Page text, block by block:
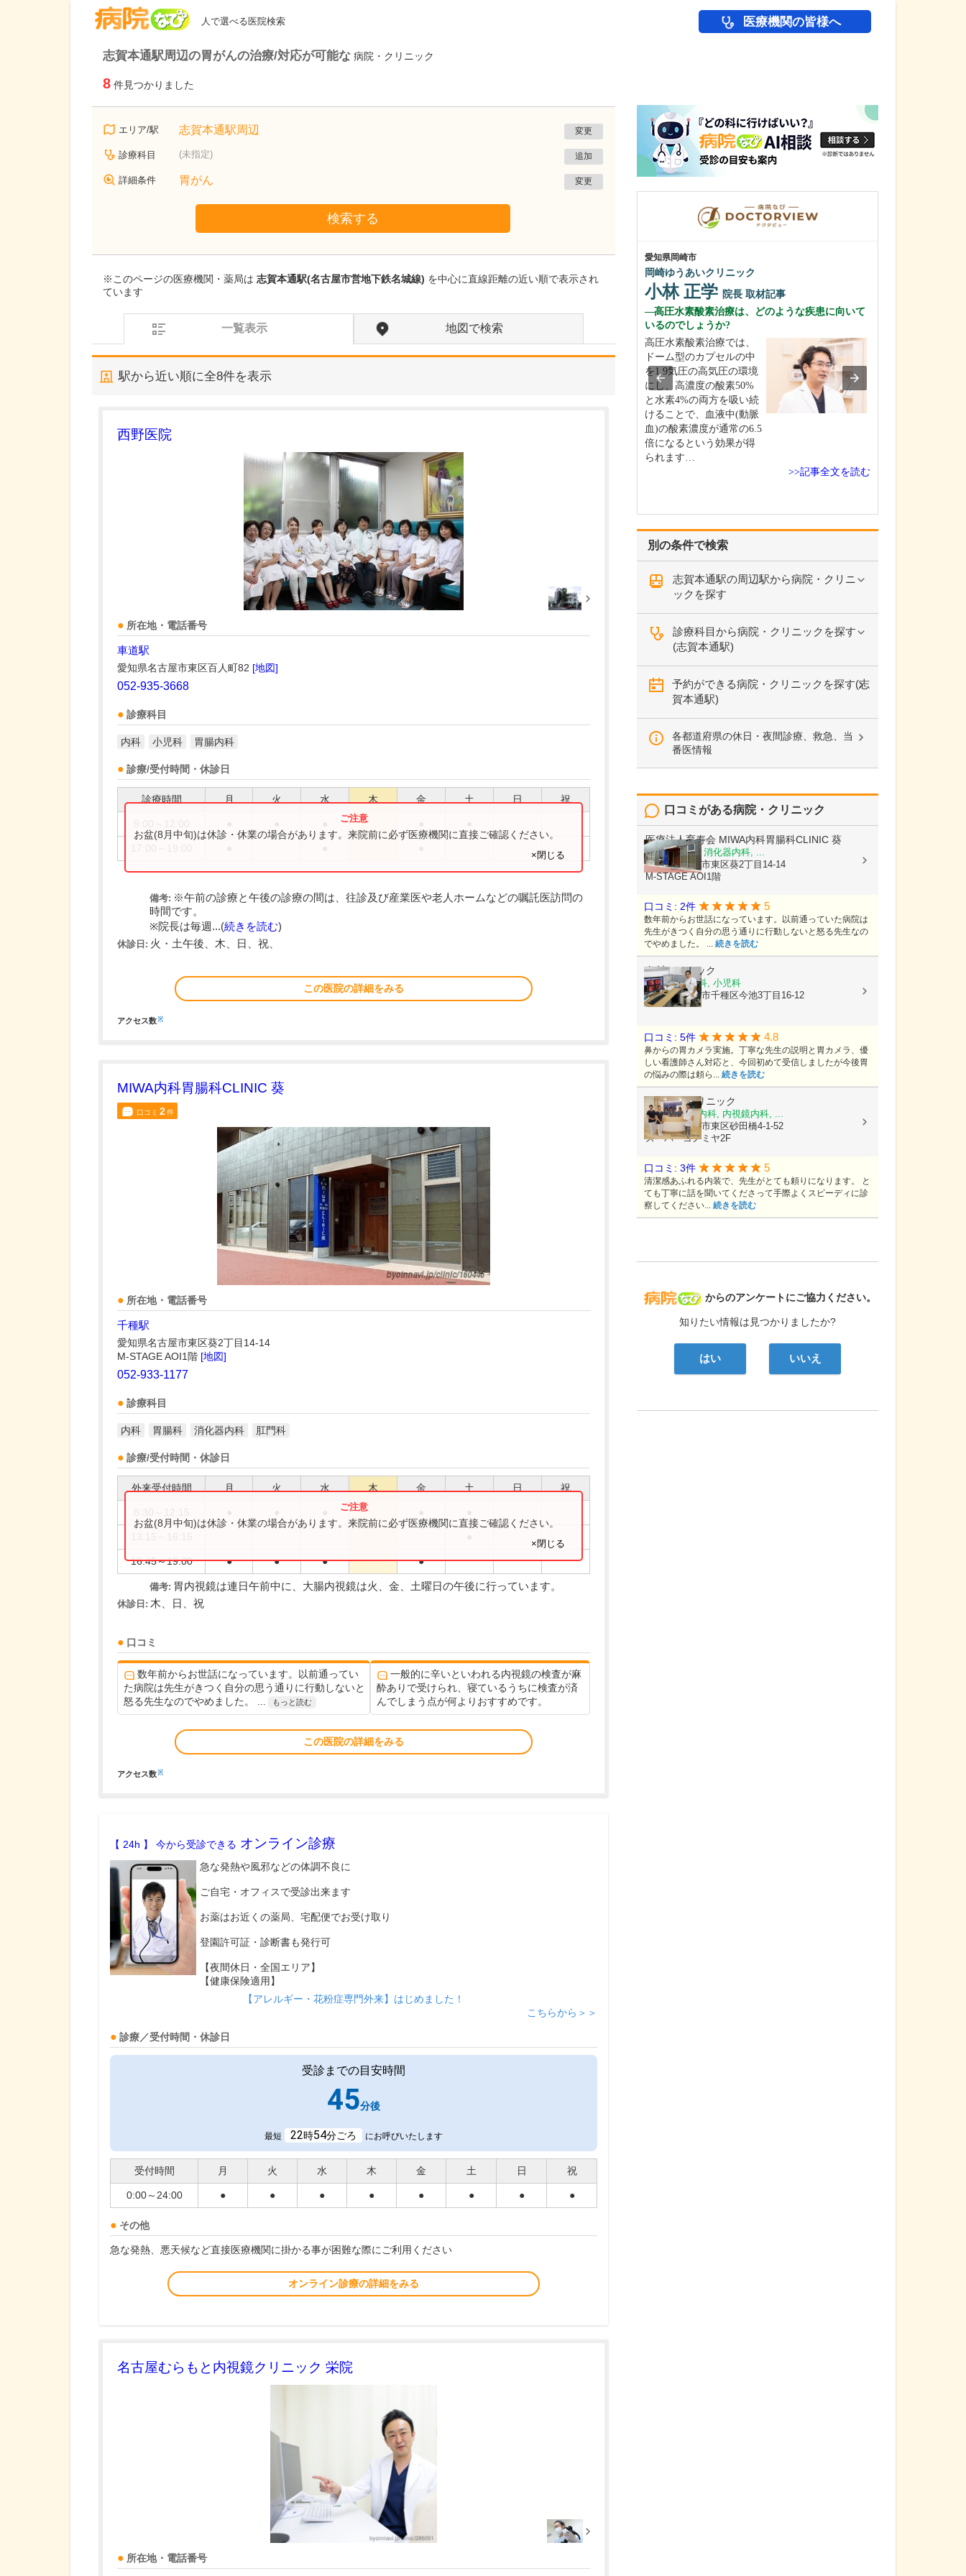
人で選べる医院検索 医療機関の皆様へ
志賀本通駅周辺の胃がんの治療/対応が可能な 病院・クリニック
8 件見つかりました
エリア/駅 志賀本通駅周辺 変更
診療科目 (未指定) 追加
詳細条件 胃がん 変更
検索する
※このページの医療機関・薬局は 志賀本通駅(名古屋市営地下鉄名城線) を中心に直線距離の近い順で表示され
ています
一覧表示 地図で検索
駅から近い順に全8件を表示
西野医院
所在地・電話番号
車道駅
愛知県名古屋市東区百人町82 [地図]
052-935-3668
診療科目
内科 小児科 胃腸内科
診療/受付時間・休診日
診療時間 月 火 水 木 金 土 日 祝
お盆(8月中旬)は休診・休業の場合があります。来院前に必ず医療機関に直接ご確認ください。
×閉じる
備考: ※午前の診療と午後の診療の間は、往診及び産業医や老人ホームなどの嘱託医訪問の
時間です。
※院長は毎週...(続きを読む)
休診日: 火・土午後、木、日、祝、
この医院の詳細をみる
アクセス数※
MIWA内科胃腸科CLINIC 葵
口コミ 2件
所在地・電話番号
千種駅
愛知県名古屋市東区葵2丁目14-14
M-STAGE AOI1階 [地図]
052-933-1177
診療科目
内科 胃腸科 消化器内科 肛門科
診療/受付時間・休診日
外来受付時間 月 火 水 木 金 土 日 祝
16:45～19:00 ● ● ● ●
お盆(8月中旬)は休診・休業の場合があります。来院前に必ず医療機関に直接ご確認ください。
×閉じる
備考: 胃内視鏡は連日午前中に、大腸内視鏡は火、金、土曜日の午後に行っています。
休診日: 木、日、祝
口コミ
数年前からお世話になっています。以前通ってい
た病院は先生がきつく自分の思う通りに行動しないと
怒る先生なのでやめました。 ...
もっと読む
一般的に辛いといわれる内視鏡の検査が麻
酔ありで受けられ、寝ているうちに検査が済
んでしまう点が何よりおすすめです。
この医院の詳細をみる
アクセス数※
【 24h 】 今から受診できる オンライン診療
急な発熱や風邪などの体調不良に
ご自宅・オフィスで受診出来ます
お薬はお近くの薬局、宅配便でお受け取り
登園許可証・診断書も発行可
【夜間休日・全国エリア】
【健康保険適用】
【アレルギー・花粉症専門外来】はじめました！
こちらから＞＞
診療／受付時間・休診日
受診までの目安時間
45分後
最短 22時54分ごろ にお呼びいたします
受付時間 月 火 水 木 金 土 日 祝
0:00～24:00 ● ● ● ● ● ● ● ●
その他
急な発熱、悪天候など直接医療機関に掛かる事が困難な際にご利用ください
オンライン診療の詳細をみる
名古屋むらもと内視鏡クリニック 栄院
所在地・電話番号
別の条件で検索
志賀本通駅の周辺駅から病院・クリニ
ックを探す
診療科目から病院・クリニックを探す
(志賀本通駅)
予約ができる病院・クリニックを探す(志
賀本通駅)
各都道府県の休日・夜間診療、救急、当
番医情報
病院なび
からのアンケートにご協力ください。
知りたい情報は見つかりましたか?
はい いいえ
口コミがある病院・クリニック
医療法人育寿会 MIWA内科胃腸科CLINIC 葵
内科, 胃腸科, 消化器内科, ...
愛知県名古屋市東区葵2丁目14-14
M-STAGE AOI1階
口コミ: 2件 5
数年前からお世話になっています。以前通っていた病院は
先生がきつく自分の思う通りに行動しないと怒る先生なの
でやめました。 ... 続きを読む
奥村クリニック
内科, 消化器科, 小児科
愛知県名古屋市千種区今池3丁目16-12
口コミ: 5件 4.8
鼻からの胃カメラ実施。丁寧な先生の説明と胃カメラ、優
しい看護師さん対応と、今回初めて受信しましたが今後胃
の悩みの際は頼ら... 続きを読む
はまうづクリニック
内科, 消化器内科, 内視鏡内科, ...
愛知県名古屋市東区砂田橋4-1-52
スーパーコノミヤ2F
口コミ: 3件 5
清潔感あふれる内装で、先生がとても頼りになります。 と
ても丁寧に話を聞いてくださって手際よくスピーディに診
察してください... 続きを読む
愛知県名古屋市緑区
相生山ほのぼのメモリークリニック
貴院が得意とされている認知症診療について、
くわしく教えてください。
当院では、認知症の早期
発見・早期治療に注力し
について考えたりするこ
愛知県岡崎市
岡崎ゆうあいクリニック
小林 正学 院長 取材記事
高圧水素酸素治療は、どのような疾患に向いて
いるのでしょうか?
高圧水素酸素治療では、
ドーム型のカプセルの中
を1.9気圧の高気圧の環境
にし、高濃度の酸素50%
と水素4%の両方を吸い続
けることで、血液中(動脈
血)の酸素濃度が通常の6.5
倍になるという効果が得
られます…
>>記事全文を読む